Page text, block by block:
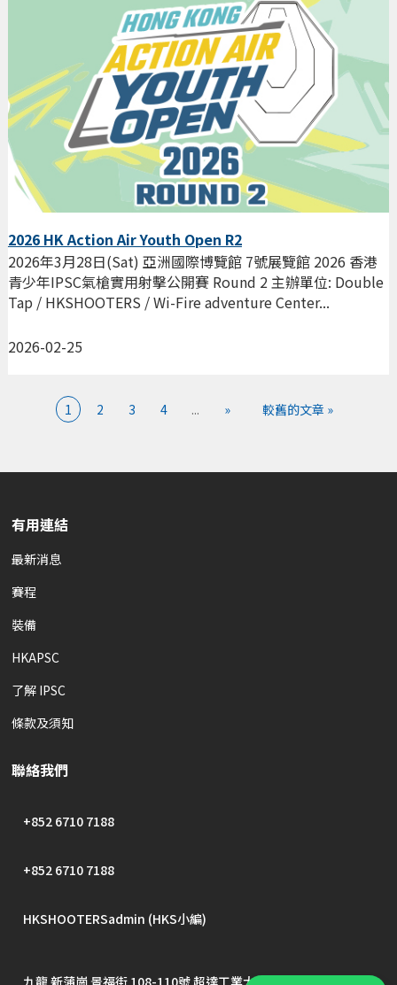
2026 HK Action Air Youth Open R2
2026-02-25
2026年3月28日(Sat) 亞洲國際博覽館 7號展覽館 2026 香港
青少年IPSC氣槍實用射擊公開賽 Round 2 主辦單位: Double
Tap / HKSHOOTERS / Wi-Fire adventure Center...
1 2 3 4 ... » 較舊的文章 »
有用連結
最新消息
賽程
裝備
HKAPSC
了解 IPSC
條款及須知
聯絡我們
+852 6710 7188
+852 6710 7188
HKSHOOTERSadmin (HKS小編)